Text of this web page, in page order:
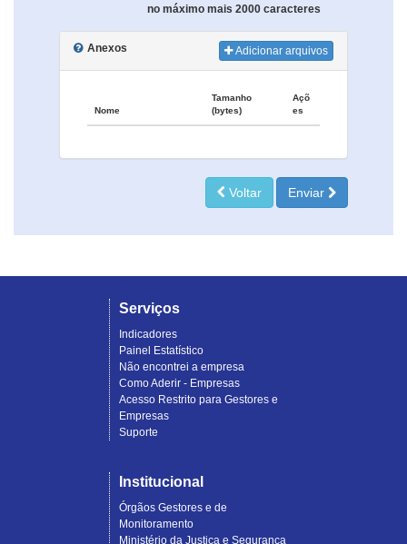
no máximo mais 2000 caracteres
Anexos Adicionar arquivos
Nome
Tamanho
(bytes)
Açõ
es
Voltar Enviar
Serviços
Indicadores
Painel Estatístico
Não encontrei a empresa
Como Aderir - Empresas
Acesso Restrito para Gestores e
Empresas
Suporte
Institucional
Órgãos Gestores e de
Monitoramento
Ministério da Justiça e Segurança